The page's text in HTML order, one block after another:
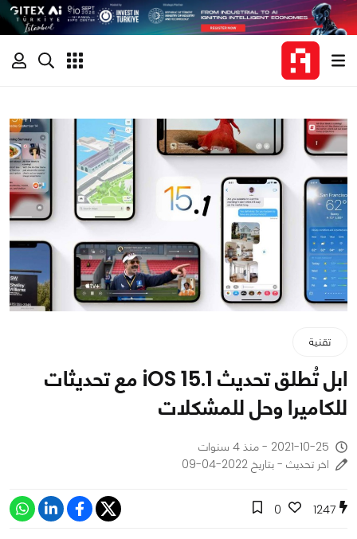
تقنية
ابل تُطلق تحديث iOS 15.1 مع تحديثات
للكاميرا وحل للمشكلات
2021-10-25 - منذ 4 سنوات
اخر تحديث - بتاريخ 2022-04-09
1247
0